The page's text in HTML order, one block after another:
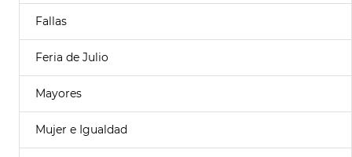
Fallas
Feria de Julio
Mayores
Mujer e Igualdad